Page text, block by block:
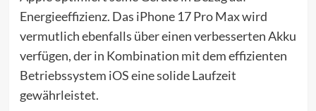
Energieeffizienz. Das iPhone 17 Pro Max wird
vermutlich ebenfalls über einen verbesserten Akku
verfügen, der in Kombination mit dem effizienten
Betriebssystem iOS eine solide Laufzeit
gewährleistet.